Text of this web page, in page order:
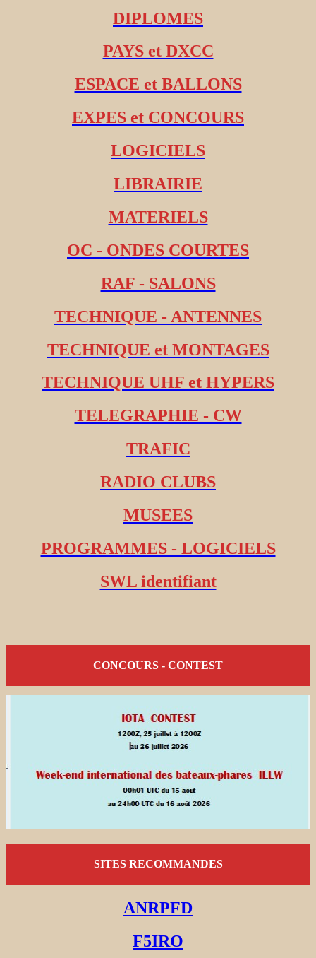
DIPLOMES
PAYS et DXCC
ESPACE et BALLONS
EXPES et CONCOURS
LOGICIELS
LIBRAIRIE
MATERIELS
OC - ONDES COURTES
RAF - SALONS
TECHNIQUE - ANTENNES
TECHNIQUE et MONTAGES
TECHNIQUE UHF et HYPERS
TELEGRAPHIE - CW
TRAFIC
RADIO CLUBS
MUSEES
PROGRAMMES - LOGICIELS
SWL identifiant
CONCOURS - CONTEST
SITES RECOMMANDES
ANRPFD
F5IRO